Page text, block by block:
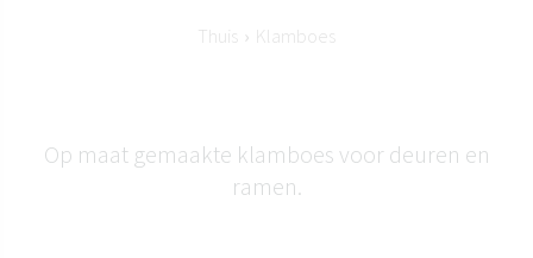
Thuis › Klamboes
Op maat gemaakte klamboes voor deuren en
ramen.